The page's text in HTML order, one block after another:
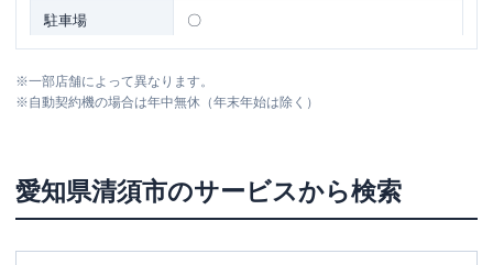
駐車場 〇
営業時間
土曜：-
日祝
平日：7：00～24：00
※一部店舗によって異なります。
※自動契約機の場合は年中無休（年末年始は除く）
愛知県清須市のサービスから検索